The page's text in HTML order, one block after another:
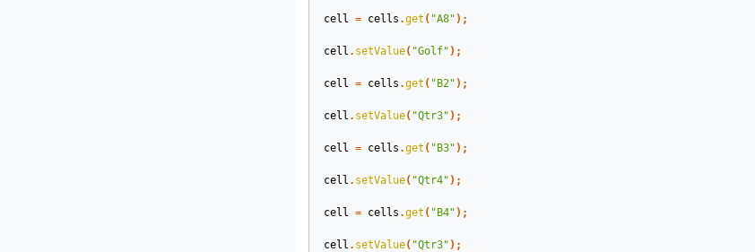
cell = cells .get ( "A8" );
cell . setValue( "Golf" );
cell = cells .get ( "B2" );
cell . setValue( "Qtr3" );
cell = cells .get ( "B3" );
cell . setValue( "Qtr4" );
cell = cells .get ( "B4" );
cell . setValue( "Qtr3" );